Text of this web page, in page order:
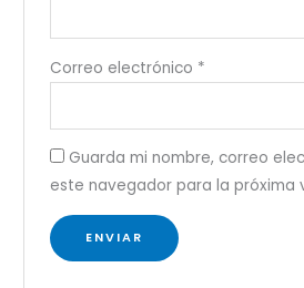
Correo electrónico *
Guarda mi nombre, correo
este navegador para la próxima